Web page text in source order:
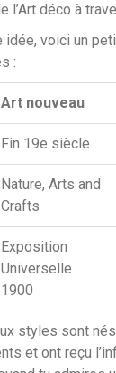
l’Art déco à
idée, voici un
:
Art nouveau
Fin 19e siècle
Nature, Arts and
Crafts
Exposition
Universelle
1900
styles sont
et ont reçu